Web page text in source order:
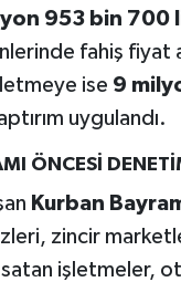
953 bin 700
fahiş fiyat
ise 9
uygulandı.
ÖNCESİ
Kurban
zincir
satan işletmeler,